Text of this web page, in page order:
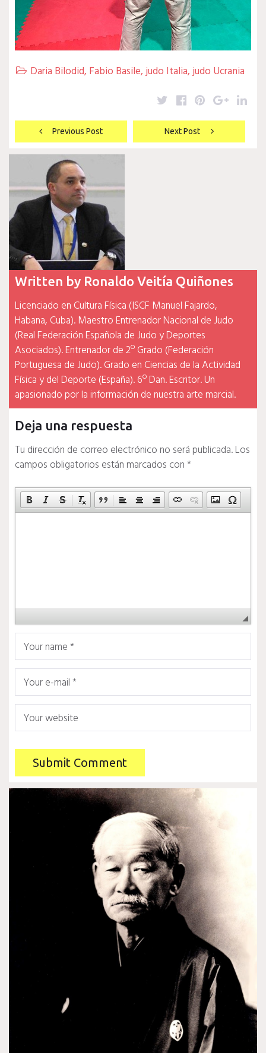
 Daria Bilodid, Fabio Basile,judo Italia,judo Ucrania
Navegación
de
entradas
Previous Post Next Post
Twitter
Facebook
Pinterest
Written by Ronaldo Veitía Quiñones
Licenciado en Cultura Física (ISCF Manuel Fajardo,
Habana, Cuba). Maestro Entrenador Nacional de Judo
(Real Federación Española de Judo y Deportes
Asociados). Entrenador de 2º Grado (Federación
Portuguesa de Judo). Grado en Ciencias de la Actividad
Física y del Deporte (España). 6º Dan. Escritor. Un
apasionado por la información de nuestra arte marcial.
Deja una respuesta
Tu dirección de correo electrónico no será publicada.Los
campos obligatorios están marcados con*